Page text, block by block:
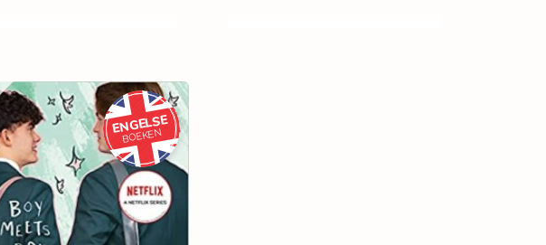
ENGELSE
BOEKEN